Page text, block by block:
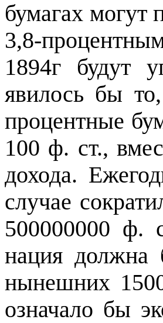
бумагах могут
3,8-
1894г будут
явилось бы
процентные
100 ф. ст.,
дохода.
случае
500000000 ф.
нация должна
нынешних
означало бы